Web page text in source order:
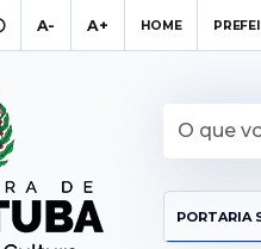
A- A+ HOME
PORTARIA